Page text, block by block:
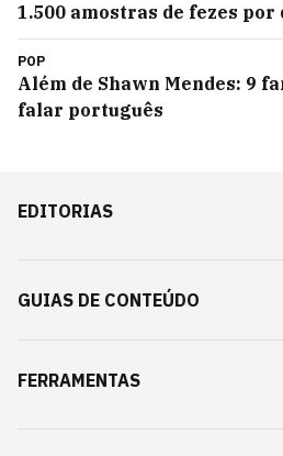
1.500 amostras de fezes por
POP
Além de Shawn Mendes: 9
falar português
EDITORIAS
GUIAS DE CONTEÚDO
FERRAMENTAS